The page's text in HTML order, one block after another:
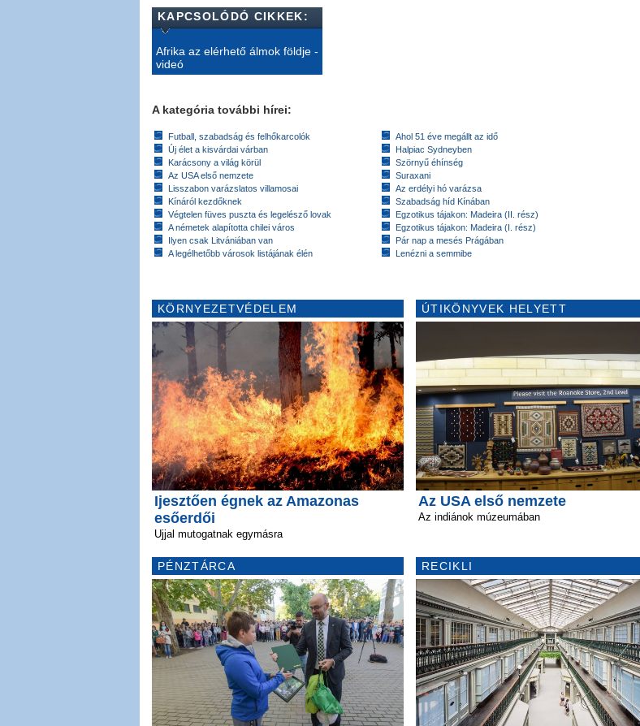
KAPCSOLÓDÓ CIKKEK:
Afrika az elérhető álmok földje -
videó
A kategória további hírei:
Futball, szabadság és felhőkarcolók
Új élet a kisvárdai várban
Karácsony a világ körül
Az USA első nemzete
Lisszabon varázslatos villamosai
Kínáról kezdőknek
Végtelen füves puszta és legelésző lovak
A németek alapította chilei város
Ilyen csak Litvániában van
A legélhetőbb városok listájának élén
Ahol 51 éve megállt az idő
Halpiac Sydneyben
Szörnyű éhínség
Suraxani
Az erdélyi hó varázsa
Szabadság híd Kínában
Egzotikus tájakon: Madeira (II. rész)
Egzotikus tájakon: Madeira (I. rész)
Pár nap a mesés Prágában
Lenézni a semmibe
KÖRNYEZETVÉDELEM
Ijesztően égnek az Amazonas
esőerdői
Ujjal mutogatnak egymásra
PÉNZTÁRCA
ÚTIKÖNYVEK HELYETT
Az USA első nemzete
Az indiánok múzeumában
RECIKLI